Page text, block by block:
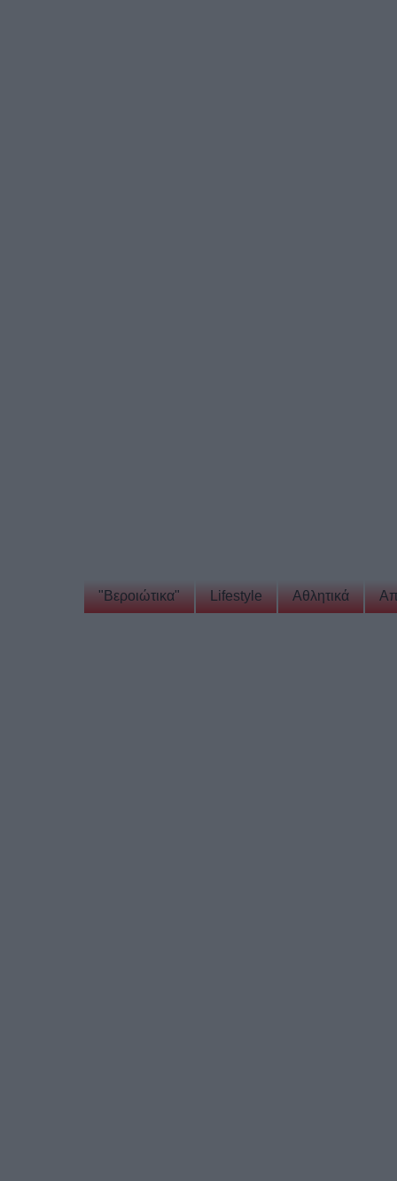
"Βεροιώτικα" Lifestyle Αθλητικά